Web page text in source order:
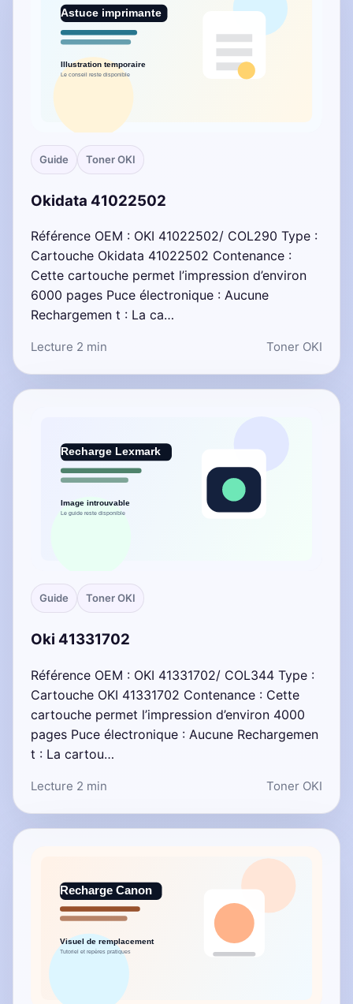
Guide Toner OKI
Okidata 41022502
Référence OEM : OKI 41022502/ COL290 Type :
Cartouche Okidata 41022502 Contenance :
Cette cartouche permet l’impression d’environ
6000 pages Puce électronique : Aucune
Rechargemen t : La ca…
Lecture 2 min Toner OKI
Guide Toner OKI
Oki 41331702
Référence OEM : OKI 41331702/ COL344 Type :
Cartouche OKI 41331702 Contenance : Cette
cartouche permet l’impression d’environ 4000
pages Puce électronique : Aucune Rechargemen
t : La cartou…
Lecture 2 min Toner OKI